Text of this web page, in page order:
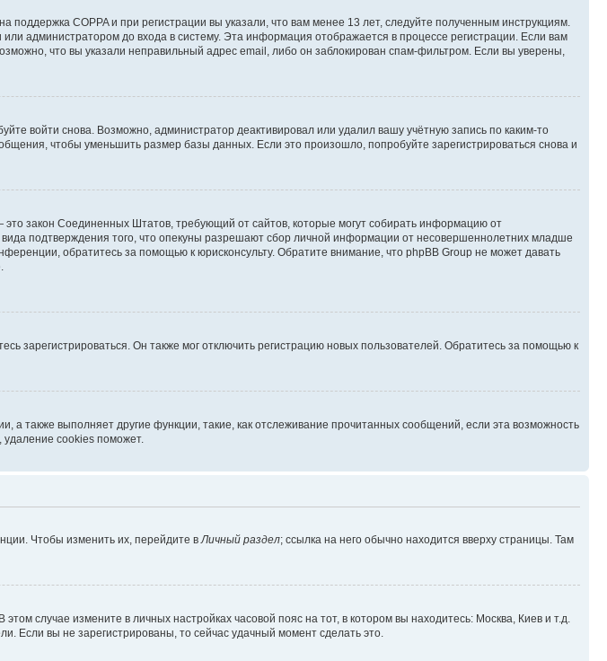
COPPA и при регистрации вы указали, что вам менее 13 лет, следуйте полученным инструкциям.
администратором до входа в систему. Эта информация отображается в процессе регистрации. Если вам
что вы указали неправильный адрес email, либо он заблокирован спам-фильтром. Если вы уверены,
войти снова. Возможно, администратор деактивировал или удалил вашу учётную запись по каким-то
чтобы уменьшить размер базы данных. Если это произошло, попробуйте зарегистрироваться снова и
закон Соединенных Штатов, требующий от сайтов, которые могут собирать информацию от
подтверждения того, что опекуны разрешают сбор личной информации от несовершеннолетних младше
обратитесь за помощью к юрисконсульту. Обратите внимание, что phpBB Group не может давать
зарегистрироваться. Он также мог отключить регистрацию новых пользователей. Обратитесь за помощью к
также выполняет другие функции, такие, как отслеживание прочитанных сообщений, если эта возможность
cookies поможет.
Чтобы изменить их, перейдите в Личный раздел; ссылка на него обычно находится вверху страницы. Там
случае измените в личных настройках часовой пояс на тот, в котором вы находитесь: Москва, Киев и т.д.
Если вы не зарегистрированы, то сейчас удачный момент сделать это.